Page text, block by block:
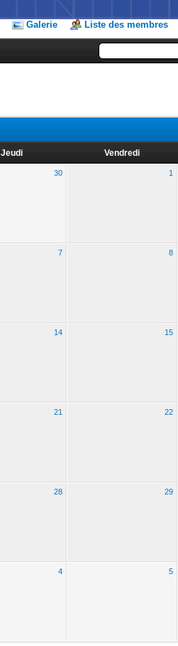
Galerie Liste des membres
Jeudi Vendredi
30 1
7 8
14 15
21 22
28 29
4 5